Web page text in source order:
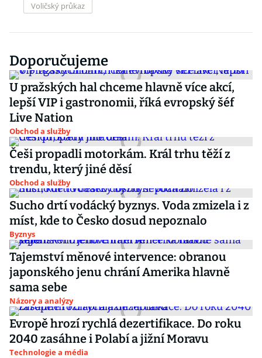
Voličský průkaz
Doporučujeme
U pražských hal chceme hlavně více akcí,
lepší VIP i gastronomii, říká evropský šéf
Live Nation
Obchod a služby
Češi propadli motorkám. Král trhu těží z
trendu, který jiné děsí
Obchod a služby
Sucho drtí vodácký byznys. Voda zmizela i z
míst, kde to Česko dosud nepoznalo
Byznys
Tajemství měnové intervence: obranou
japonského jenu chrání Amerika hlavně
sama sebe
Názory a analýzy
Evropě hrozí rychlá dezertifikace. Do roku
2040 zasáhne i Polabí a jižní Moravu
Technologie a média